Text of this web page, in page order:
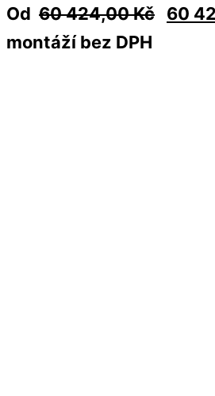
Od 60 424,00Kč 60
montáží bez DPH